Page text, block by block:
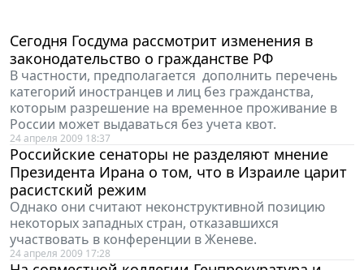
Сегодня Госдума рассмотрит изменения в
законодательство о гражданстве РФ
В частности, предполагается дополнить перечень
категорий иностранцев и лиц без гражданства,
которым разрешение на временное проживание в
России может выдаваться без учета квот.
24 апреля 2009 18:37
Российские сенаторы не разделяют мнение
Президента Ирана о том, что в Израиле царит
расистский режим
Однако они считают неконструктивной позицию
некоторых западных стран, отказавшихся
участвовать в конференции в Женеве.
24 апреля 2009 17:28